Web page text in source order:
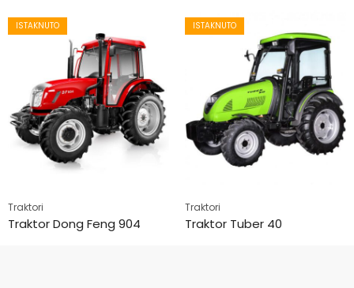
ISTAKNUTO
Traktori
Traktor Dong Feng 904
ISTAKNUTO
Traktori
Traktor Tuber 40